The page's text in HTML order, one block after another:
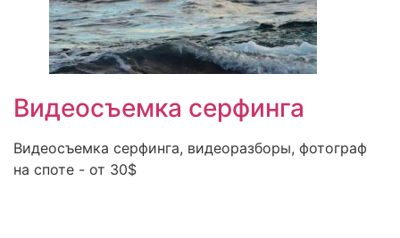
Видеосъемка серфинга
Видеосъемка серфинга, видеоразборы, фотограф
на споте - от 30$